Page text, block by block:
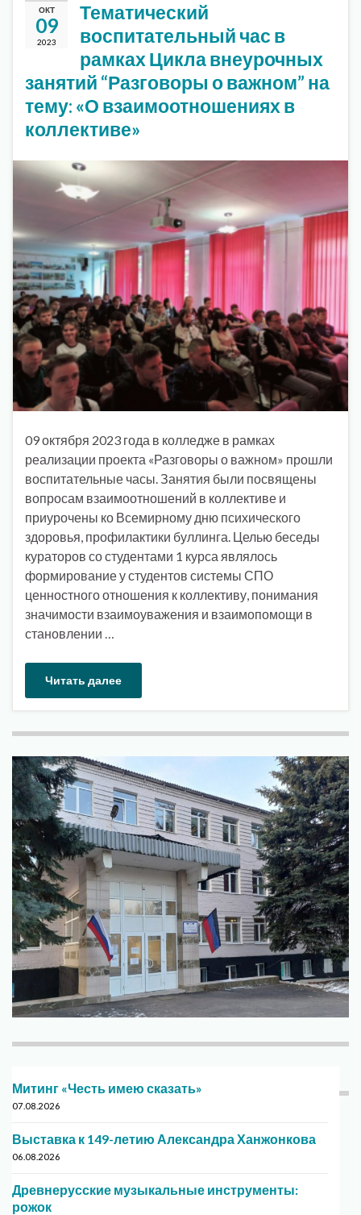
ОКТ
09
2023
Тематический
воспитательный час в
рамках Цикла внеурочных
занятий “Разговоры о важном” на
тему: «О взаимоотношениях в
коллективе»
09 октября 2023 года в колледже в рамках
реализации проекта «Разговоры о важном» прошли
воспитательные часы. Занятия были посвящены
вопросам взаимоотношений в коллективе и
приурочены ко Всемирному дню психического
здоровья, профилактики буллинга. Целью беседы
кураторов со студентами 1 курса являлось
формирование у студентов системы СПО
ценностного отношения к коллективу, понимания
значимости взаимоуважения и взаимопомощи в
становлении …
Читать далее
Митинг «Честь имею сказать»
07.08.2026
Выставка к 149-летию Александра Ханжонкова
06.08.2026
Древнерусские музыкальные инструменты:
рожок